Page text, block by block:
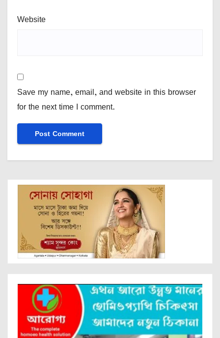
Website
Save my name, email, and website in this browser
for the next time I comment.